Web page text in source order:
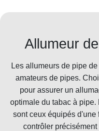
Allumeur
Les allumeurs de pipe
amateurs de pipes.
pour assurer un
optimale du tabac à
sont ceux équipés d'une
contrôler